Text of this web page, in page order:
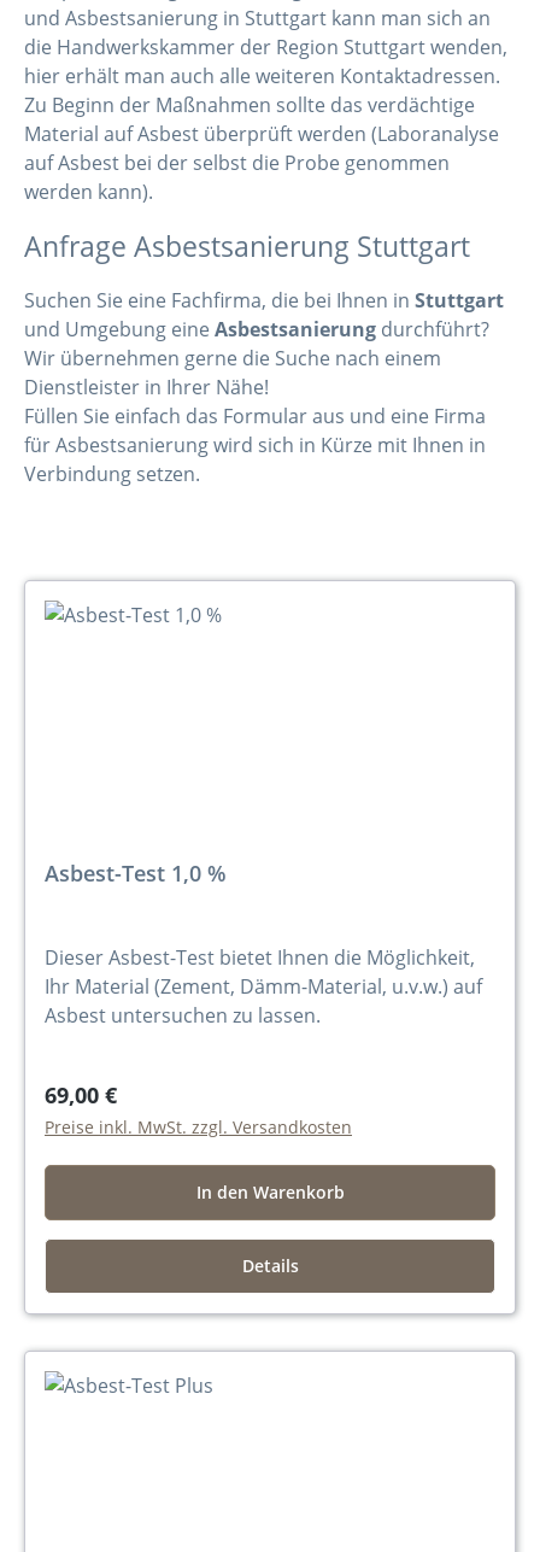
und Asbestsanierung in Stuttgart kann man sich an
die Handwerkskammer der Region Stuttgart wenden,
hier erhält man auch alle weiteren Kontaktadressen.
Zu Beginn der Maßnahmen sollte das verdächtige
Material auf Asbest überprüft werden (Laboranalyse
auf Asbest bei der selbst die Probe genommen
werden kann).
Anfrage Asbestsanierung Stuttgart
Suchen Sie eine Fachfirma, die bei Ihnen in Stuttgart
und Umgebung eine Asbestsanierung durchführt?
Wir übernehmen gerne die Suche nach einem
Dienstleister in Ihrer Nähe!
Füllen Sie einfach das Formular aus und eine Firma
für Asbestsanierung wird sich in Kürze mit Ihnen in
Verbindung setzen.
Asbest-Test 1,0 %
Dieser Asbest-Test bietet Ihnen die Möglichkeit,
Ihr Material (Zement, Dämm-Material, u.v.w.) auf
Asbest untersuchen zu lassen.
69,00 €
Preise inkl. MwSt. zzgl. Versandkosten
In den Warenkorb
Details